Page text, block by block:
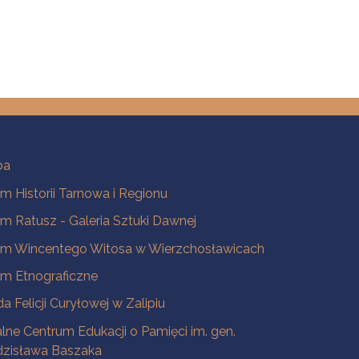
Historii Tarnowa i Regionu
Ratusz - Galeria Sztuki Dawnej
Wincentego Witosa w Wierzchosławicach
Etnograficzne
Felicji Curyłowej w Zalipiu
Centrum Edukacji o Pamięci im. gen.
Baszaka